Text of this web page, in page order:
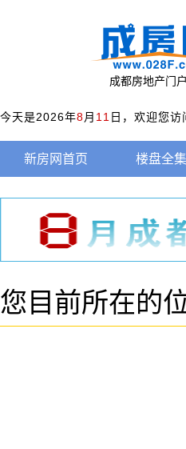
成都房地产门
今天是2026年8月 11 日，欢迎您
新房网首页 楼盘全集
您目前所在的位